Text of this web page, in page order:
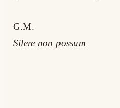
G.M.
Silere non possum